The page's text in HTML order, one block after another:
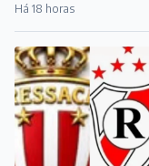
Há 18 horas